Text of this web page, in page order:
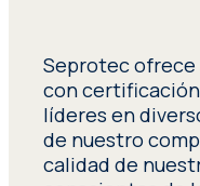
Seprotec
con certificación
líderes en
de nuestro
calidad de